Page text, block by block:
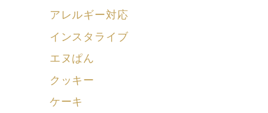
アレルギー対応
インスタライブ
エヌぱん
クッキー
ケーキ